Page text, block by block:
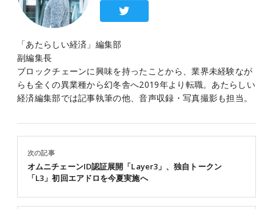
「あたらしい経済」編集部
副編集長
ブロックチェーンに興味を持ったことから、業界未経験なが
らも全くの異業種から幻冬舎へ2019年より転職。あたらしい
経済編集部では記事執筆の他、音声収録・写真撮影も担当。
次の記事
オムニチェーンID認証展開「Layer3」、独自トークン
「L3」初回エアドロを今夏実施へ